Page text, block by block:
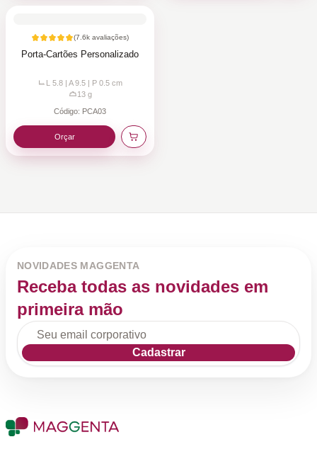
(7.6k avaliações)
Porta-Cartões Personalizado
L 5.8 | A 9.5 | P 0.5 cm
13g
Código: PCA03
Orçar
NOVIDADES MAGGENTA
Receba todas as novidades em
primeira mão
Cadastrar